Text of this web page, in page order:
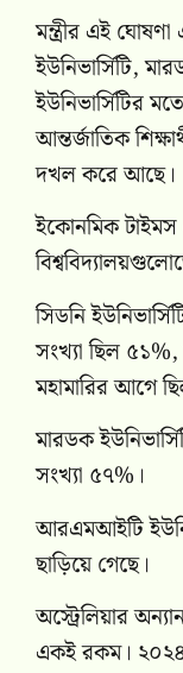
মন্ত্রীর এই
ইউনিভার্সিটি,
ইউনিভার্সিটির
আন্তর্জাতিক
দখল করে আছে।
ইকোনমিক টাইমস
সিডনি
সংখ্যা ছিল
মহামারির আগে
মারডক
সংখ্যা ৫৭%।
আরএমআইটি
ছাড়িয়ে গেছে।
অস্ট্রেলিয়ার
একই রকম। ২০২৪